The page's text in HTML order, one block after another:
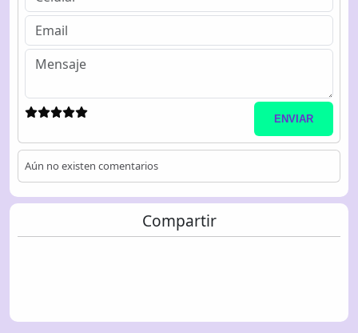
ENVIAR
Aún no existen comentarios
Compartir